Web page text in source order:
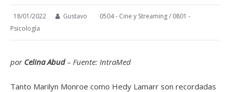
18/01/2022 Gustavo 0504 - Cine y Streaming/ 0801 -
Psicología
por Celina Abud– Fuente: IntraMed
Tanto Marilyn Monroe como Hedy Lamarr son recordadas